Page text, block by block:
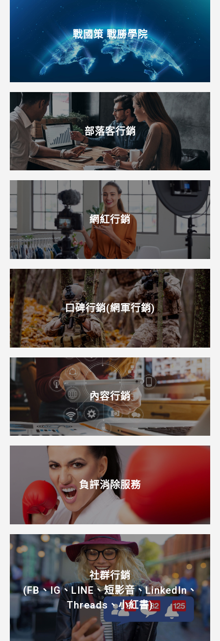
戰國策 戰勝學院
部落客行銷
網紅行銷
口碑行銷(網軍行銷)
內容行銷
負評消除服務
社群行銷
(FB、IG、LINE、短影音、LinkedIn、
Threads、小紅書)